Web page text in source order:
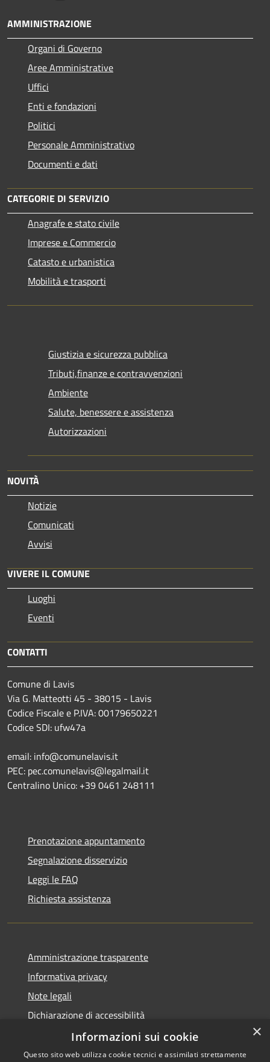
AMMINISTRAZIONE
Organi di Governo
Aree Amministrative
Uffici
Enti e fondazioni
Politici
Personale Amministrativo
Documenti e dati
CATEGORIE DI SERVIZIO
Anagrafe e stato civile
Imprese e Commercio
Catasto e urbanistica
Mobilità e trasporti
Giustizia e sicurezza pubblica
Tributi,finanze e contravvenzioni
Ambiente
Salute, benessere e assistenza
Autorizzazioni
NOVITÀ
Notizie
Comunicati
Avvisi
VIVERE IL COMUNE
Luoghi
Eventi
CONTATTI
Comune di Lavis
Via G. Matteotti 45 - 38015 - Lavis
Codice Fiscale e P.IVA: 00179650221
Codice SDI: ufw47a
email: info@comunelavis.it
PEC: pec.comunelavis@legalmail.it
Centralino Unico: +39 0461 248111
Prenotazione appuntamento
Segnalazione disservizio
Leggi le FAQ
Richiesta assistenza
Amministrazione trasparente
Informativa privacy
Note legali
Dichiarazione di accessibilità
Informative Privacy
×
Informazioni sui cookie
Questo sito web utilizza cookie tecnici e assimilati strettamente